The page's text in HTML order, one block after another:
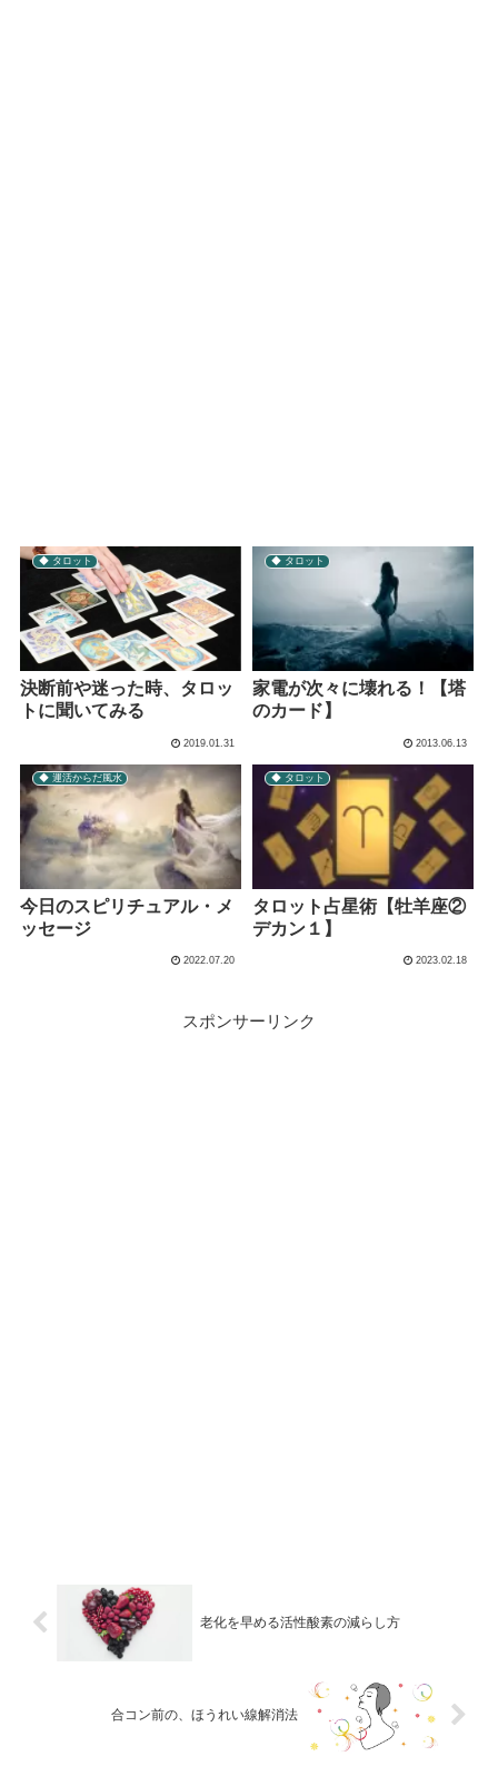
◆ タロット
決断前や迷った時、タロッ
トに聞いてみる
2019.01.31
◆ タロット
家電が次々に壊れる！【塔
のカード】
2013.06.13
◆ 運活からだ風水
今日のスピリチュアル・メ
ッセージ
2022.07.20
◆ タロット
タロット占星術【牡羊座②
デカン１】
2023.02.18
スポンサーリンク
老化を早める活性酸素の減らし方
合コン前の、ほうれい線解消法